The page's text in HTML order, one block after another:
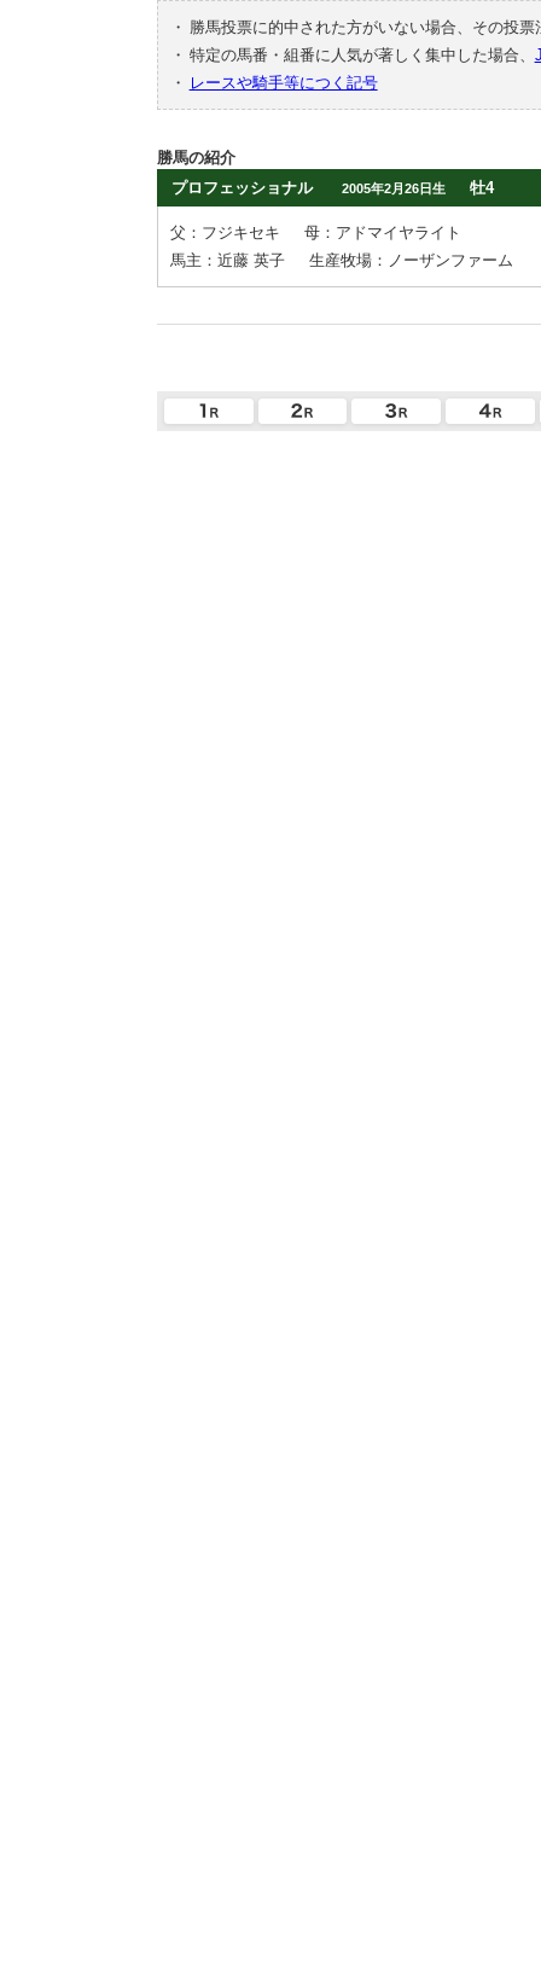
・
勝馬投票に的中された方がいない場合、その投
・ 特定の馬番・組番に人気が著しく集中した場合、
・
レースや騎手等につく記号
勝馬の紹介
プロフェッショナル
2005年2月26日生 牡4
父：フジキセキ
母：アドマイヤライト
馬主：近藤 英子
生産牧場：ノーザンファーム